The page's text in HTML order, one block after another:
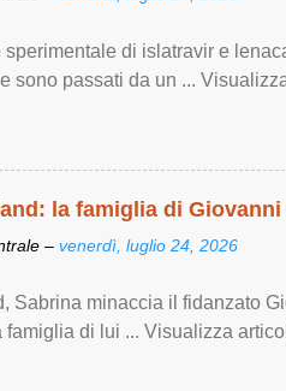
sperimentale di islatravir e
sono passati da un ...
la famiglia di
– venerdì, luglio 24, 2026
Sabrina minaccia il fidanzato
famiglia di lui ... Visualizza